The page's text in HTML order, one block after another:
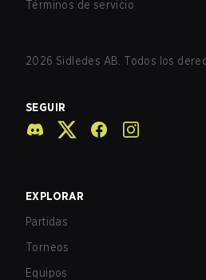
Términos de servicio
2026 Sidledes AB. Todos los
SEGUIR
EXPLORAR
Partidas
Torneos
Equipos